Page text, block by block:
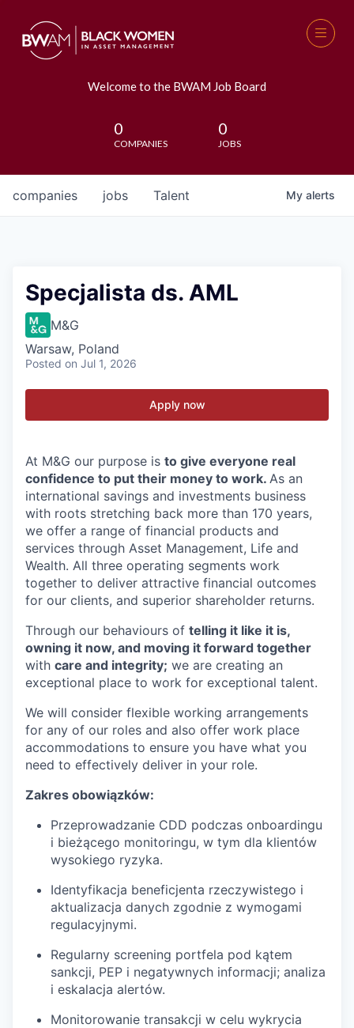
Welcome to the BWAM Job Board
0
COMPANIES
0
JOBS
jobs
companies Talent My alerts
Specjalista ds. AML
M&G
Warsaw, Poland
Posted on Jul 1, 2026
Apply now
At M&G our purpose is to give everyone real
confidence to put their money to work. As an
international savings and investments business
with roots stretching back more than 170 years,
we offer a range of financial products and
services through Asset Management, Life and
Wealth. All three operating segments work
together to deliver attractive financial outcomes
for our clients, and superior shareholder returns.
Through our behaviours of telling it like it is,
owning it now, and moving it forward together
with care and integrity; we are creating an
exceptional place to work for exceptional talent.
We will consider flexible working arrangements
for any of our roles and also offer work place
accommodations to ensure you have what you
need to effectively deliver in your role.
Zakres obowiązków:
Przeprowadzanie CDD podczas onboardingu
i bieżącego monitoringu, w tym dla klientów
wysokiego ryzyka.
Identyfikacja beneficjenta rzeczywistego i
aktualizacja danych zgodnie z wymogami
regulacyjnymi.
Regularny screening portfela pod kątem
sankcji, PEP i negatywnych informacji; analiza
i eskalacja alertów.
Monitorowanie transakcji w celu wykrycia